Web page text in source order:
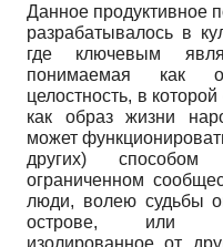
Данное продуктивное
разрабатывалось в
где ключевым
понимаемая как
целостность, в
как образ жизни
может
других)
ограниченном
люди, волею судьбы
острове, или
изолированное от